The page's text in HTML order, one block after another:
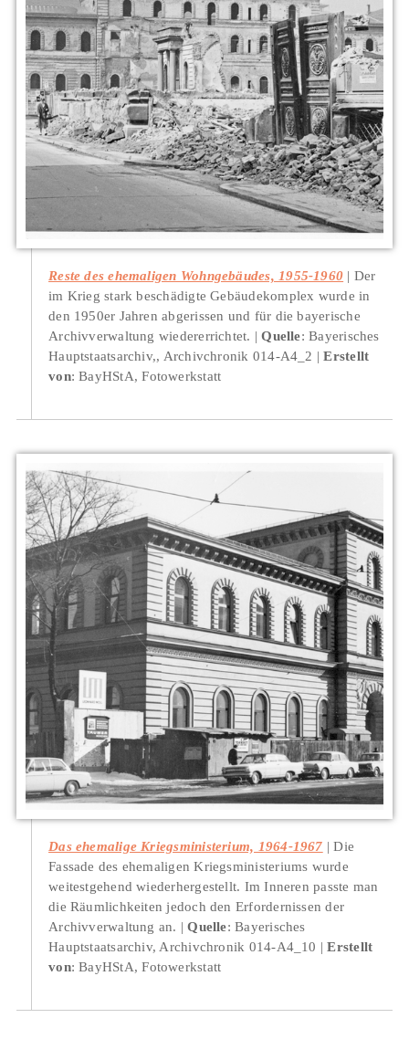
Reste des ehemaligen Wohngebäudes, 1955-1960
Der
im Krieg stark beschädigte Gebäudekomplex wurde in
den 1950er Jahren abgerissen und für die bayerische
Archivverwaltung wiedererrichtet.
Quelle: Bayerisches
Hauptstaatsarchiv,, Archivchronik 014-A4_2
Erstellt
von: BayHStA, Fotowerkstatt
Das ehemalige Kriegsministerium, 1964-1967
Die
Fassade des ehemaligen Kriegsministeriums wurde
weitestgehend wiederhergestellt. Im Inneren passte man
die Räumlichkeiten jedoch den Erfordernissen der
Archivverwaltung an.
Quelle: Bayerisches
Hauptstaatsarchiv, Archivchronik 014-A4_10
Erstellt
von: BayHStA, Fotowerkstatt